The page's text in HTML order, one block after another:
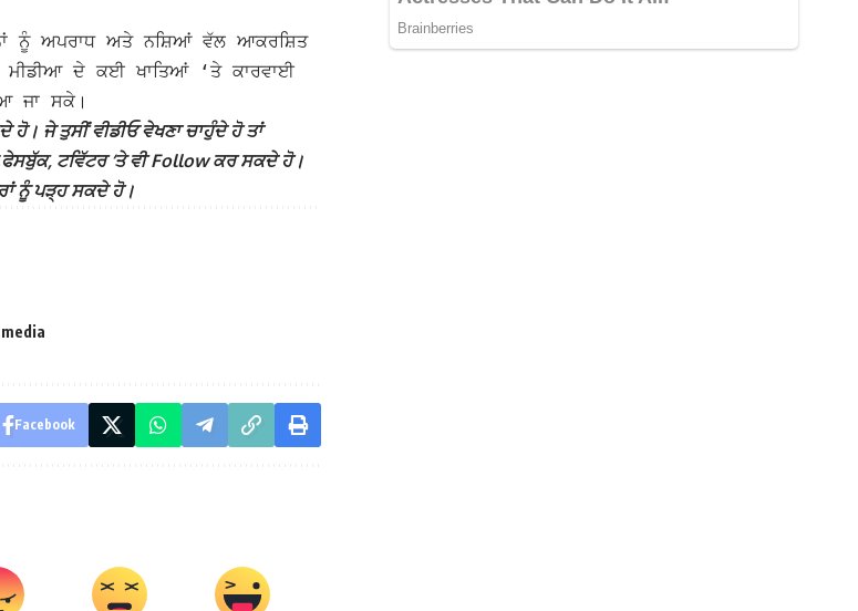
ਨੂੰ ਅਪਰਾਧ ਅਤੇ ਨਸ਼ਿਆਂ ਵੱਲ ਆਕਰਸ਼ਿਤ
ਦੇ ਕਈ ਖਾਤਿਆਂ ‘ਤੇ ਕਾਰਵਾਈ
ਜਾ ਸਕੇ।
ਜੇ ਤੁਸੀਂ ਵੀਡੀਓ ਵੇਖਣਾ ਚਾਹੁੰਦੇ ਹੋ ਤਾਂ
ਟਵਿੱਟਰ ‘ਤੇ ਵੀ Follow ਕਰ ਸਕਦੇ ਹੋ।
ਨੂੰ ਪੜ੍ਹ ਸਕਦੇ ਹੋ।
Facebook